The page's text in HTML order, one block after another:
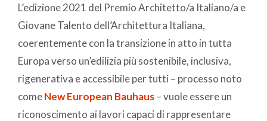
L’edizione 2021 del Premio Architetto/a Italiano/a e
Giovane Talento dell’Architettura Italiana,
coerentemente con la transizione in atto in tutta
Europa verso un’edilizia più sostenibile, inclusiva,
rigenerativa e accessibile per tutti – processo noto
comeNew European Bauhaus– vuole essere un
riconoscimento ai lavori capaci di rappresentare